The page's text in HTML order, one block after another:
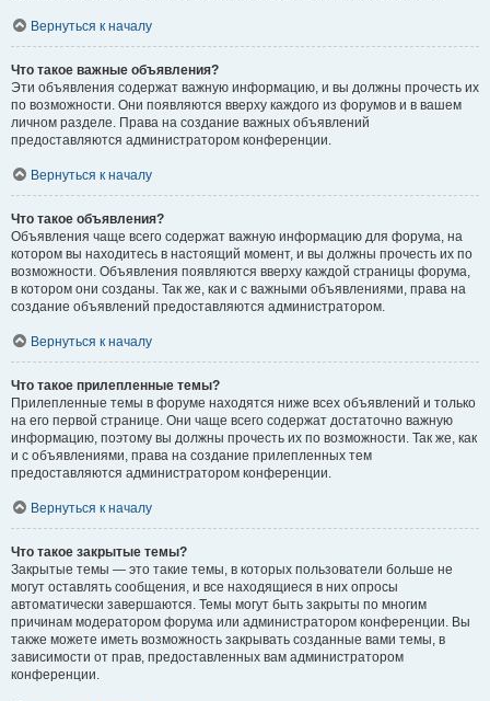
Вернуться к началу
Что такое важные объявления?
Эти объявления содержат важную информацию, и вы должны прочесть их
по возможности. Они появляются вверху каждого из форумов и в вашем
личном разделе. Права на создание важных объявлений
предоставляются администратором конференции.
Вернуться к началу
Что такое объявления?
Объявления чаще всего содержат важную информацию для форума, на
котором вы находитесь в настоящий момент, и вы должны прочесть их по
возможности. Объявления появляются вверху каждой страницы форума,
в котором они созданы. Так же, как и с важными объявлениями, права на
создание объявлений предоставляются администратором.
Вернуться к началу
Что такое прилепленные темы?
Прилепленные темы в форуме находятся ниже всех объявлений и только
на его первой странице. Они чаще всего содержат достаточно важную
информацию, поэтому вы должны прочесть их по возможности. Так же, как
и с объявлениями, права на создание прилепленных тем
предоставляются администратором конференции.
Вернуться к началу
Что такое закрытые темы?
Закрытые темы — это такие темы, в которых пользователи больше не
могут оставлять сообщения, и все находящиеся в них опросы
автоматически завершаются. Темы могут быть закрыты по многим
причинам модератором форума или администратором конференции. Вы
также можете иметь возможность закрывать созданные вами темы, в
зависимости от прав, предоставленных вам администратором
конференции.